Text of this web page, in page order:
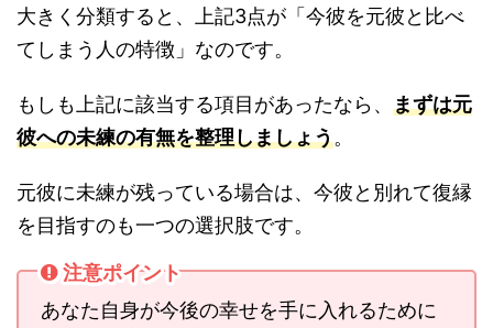
大きく分類すると、上記3点が「今彼を元彼と比べ
てしまう人の特徴」なのです。
もしも上記に該当する項目があったなら、 まずは元
彼への未練の有無を整理しましょう。
元彼に未練が残っている場合は、今彼と別れて復縁
を目指すのも一つの選択肢です。
注意ポイント
あなた自身が今後の幸せを手に入れるために